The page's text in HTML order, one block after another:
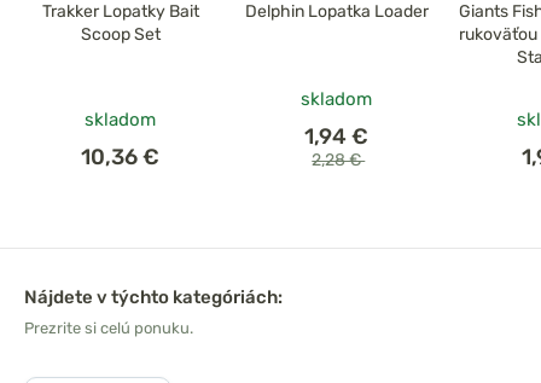
Trakker Lopatky Bait
Scoop Set
skladom
10,36 €
Delphin Lopatka Loader
skladom
1,94 €
2,28 €
Giants
rukoväťou
Nájdete v týchto kategóriách:
Prezrite si celú ponuku.